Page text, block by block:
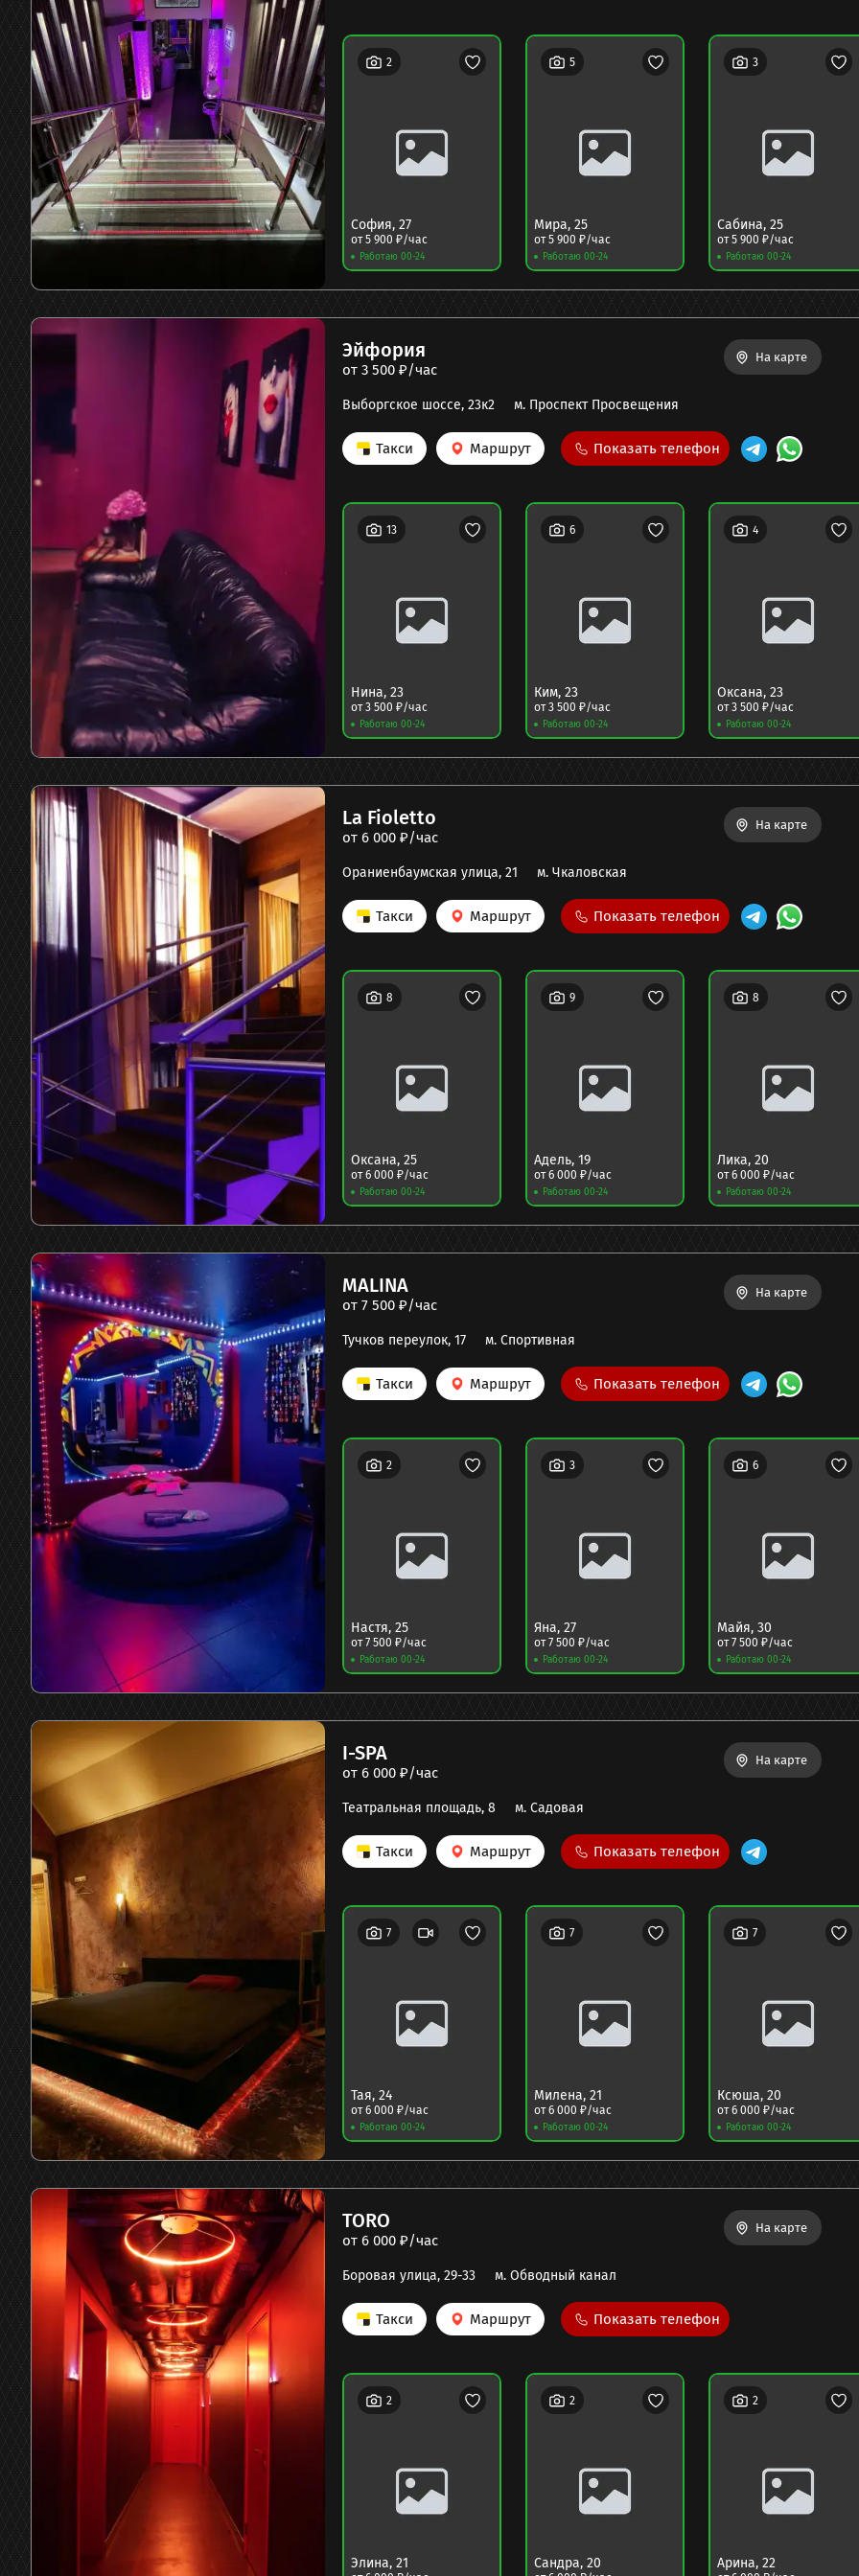
София, 27
от5 900 ₽/час
Работаю 00-24
2
Мира, 25
от5 900 ₽/час
Работаю 00-24
5
Сабина, 25
от5 900 ₽/час
Работаю 00-24
3
Эйфория
от 3 500 ₽/час
На карте
Выборгское шоссе, 23к2 м. Проспект Просвещения
Показать телефон
Такси Маршрут
Нина, 23
от3 500 ₽/час
Работаю 00-24
13
Ким, 23
от3 500 ₽/час
Работаю 00-24
6
Оксана, 23
от3 500 ₽/час
Работаю 00-24
4
La Fioletto
от 6 000 ₽/час
На карте
Ораниенбаумская улица, 21 м. Чкаловская
Показать телефон
Такси Маршрут
Оксана, 25
от6 000 ₽/час
Работаю 00-24
8
Адель, 19
от6 000 ₽/час
Работаю 00-24
9
Лика, 20
от6 000 ₽/час
Работаю 00-24
8
MALINA
от 7 500 ₽/час
На карте
Тучков переулок, 17 м. Спортивная
Показать телефон
Такси Маршрут
Настя, 25
от7 500 ₽/час
Работаю 00-24
2
Яна, 27
от7 500 ₽/час
Работаю 00-24
3
Майя, 30
от7 500 ₽/час
Работаю 00-24
6
I-SPA
от 6 000 ₽/час
На карте
Театральная площадь, 8 м. Садовая
Показать телефон
Такси Маршрут
Тая, 24
от6 000 ₽/час
Работаю 00-24
7
Милена, 21
от6 000 ₽/час
Работаю 00-24
7
Ксюша, 20
от6 000 ₽/час
Работаю 00-24
7
TORO
от 6 000 ₽/час
На карте
Боровая улица, 29-33 м. Обводный канал
Показать телефон
Такси Маршрут
Элина, 21
2
Сандра, 20
2
Арина, 22
2